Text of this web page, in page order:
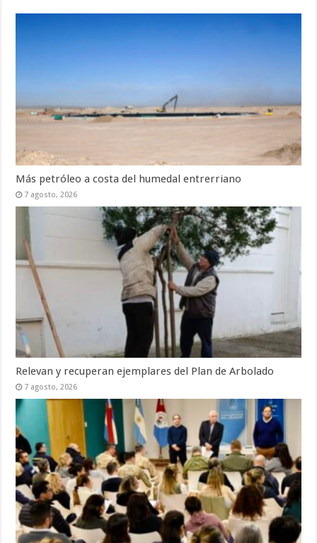
Más petróleo a costa del humedal entrerriano
7 agosto, 2026
Relevan y recuperan ejemplares del Plan de Arbolado
7 agosto, 2026